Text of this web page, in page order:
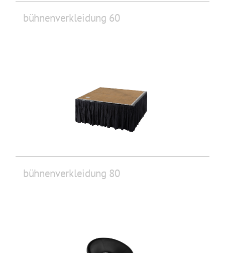
bühnenverkleidung 60
bühnenverkleidung 80